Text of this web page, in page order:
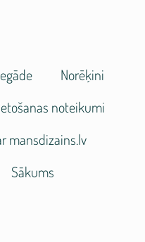
Norēķini
noteikumi
mansdizains.lv
Sākums